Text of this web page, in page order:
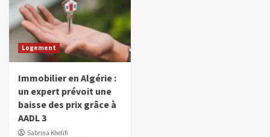
Logement
Immobilier en Algérie :
un expert prévoit une
baisse des prix grâce à
AADL 3
Sabrina Khelifi